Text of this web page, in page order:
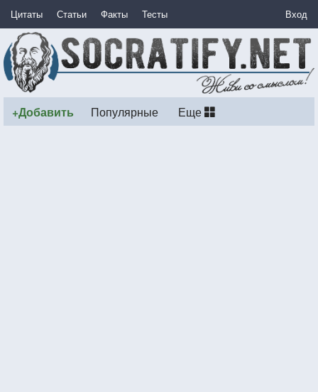
Цитаты Статьи Факты Тесты Вход
+Добавить Популярные Еще